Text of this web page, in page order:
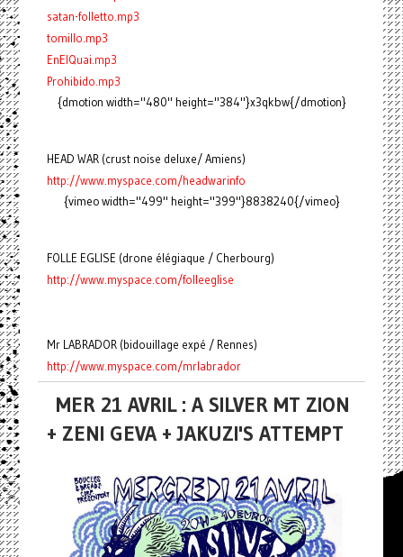
satan-folletto.mp3
tomillo.mp3
EnElQuai.mp3
Prohibido.mp3
{dmotion width="480" height="384"}x3qkbw{/dmotion}
HEAD WAR (crust noise deluxe/ Amiens)
http://www.myspace.com/headwarinfo
{vimeo width="499" height="399"}8838240{/vimeo}
FOLLE EGLISE (drone élégiaque / Cherbourg)
http://www.myspace.com/folleeglise
Mr LABRADOR (bidouillage expé / Rennes)
http://www.myspace.com/mrlabrador
MER 21 AVRIL : A SILVER MT ZION
+ ZENI GEVA + JAKUZI'S ATTEMPT